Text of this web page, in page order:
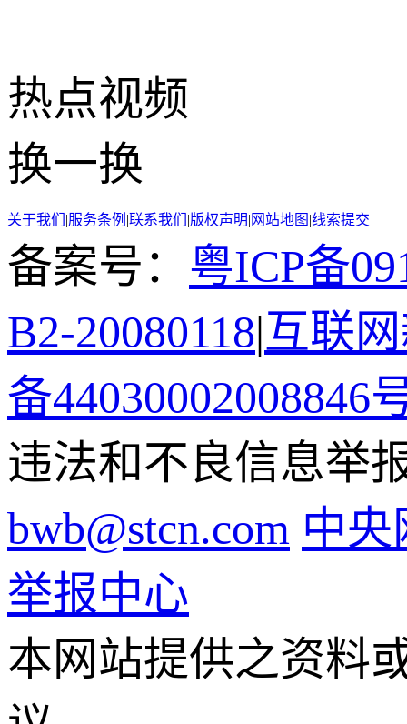
热点视频
换一换
关于我们 |服务条例 |联系我们 |版权声明| 网站地图 |线索提交
备案号： 粤ICP备
B2-20080118|互联
备44030002008846
违法和不良信息举
bwb@stcn.com 中
举报中心
本网站提供之资料